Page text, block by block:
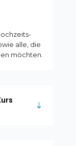
alle, die
möchten.